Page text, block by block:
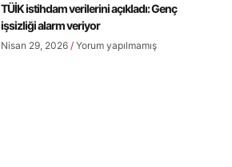
TÜİK istihdam verilerini açıkladı: Genç
işsizliği alarm veriyor
Nisan 29, 2026 Yorum yapılmamış